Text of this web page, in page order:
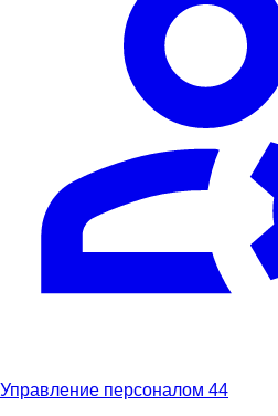
Управление персоналом 44